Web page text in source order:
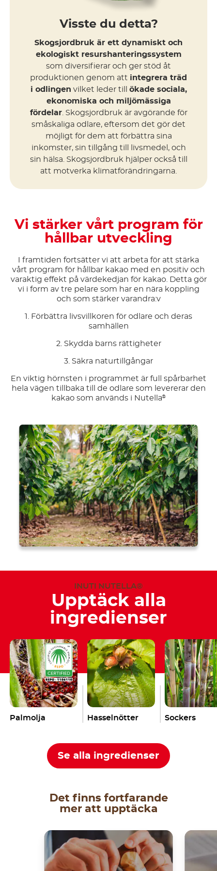
Visste du detta?
Skogsjordbruk är ett dynamiskt och
ekologiskt resurshanteringssystem
som diversifierar och ger stöd åt
produktionen genom att integrera träd
i odlingen vilket leder till ökade sociala,
ekonomiska och miljömässiga
fördelar. Skogsjordbruk är avgörande för
småskaliga odlare, eftersom det gör det
möjligt för dem att förbättra sina
inkomster, sin tillgång till livsmedel, och
sin hälsa. Skogsjordbruk hjälper också till
att motverka klimatförändringarna.
Vi stärker vårt program för
hållbar utveckling
I framtiden fortsätter vi att arbeta för att stärka
vårt program för hållbar kakao med en positiv och
varaktig effekt på värdekedjan för kakao. Detta gör
vi i form av tre pelare som har en nära koppling
och som stärker varandra:v
1. Förbättra livsvillkoren för odlare och deras
samhällen
2. Skydda barns rättigheter
3. Säkra naturtillgångar
En viktig hörnsten i programmet är full spårbarhet
hela vägen tillbaka till de odlare som levererar den
kakao som används i Nutella®
INUTI NUTELLA®
Upptäck alla
ingredienser
Palmolja Hasselnötter Sockers
Se alla ingredienser
Det finns fortfarande
mer att upptäcka